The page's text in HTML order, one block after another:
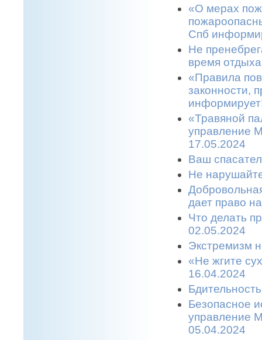
«О мерах
Спб
Не
время
«Правила
законности,
«Травяной
управление
17.05.2024
Ваш
Не
дает право
Что делать
02.05.2024
Экстремизм
«Не жгите
16.04.2024
Безопасное
управление
05.04.2024